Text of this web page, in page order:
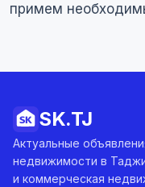
примем
SK.TJ
Актуальные
недвижимости в
и коммерческая